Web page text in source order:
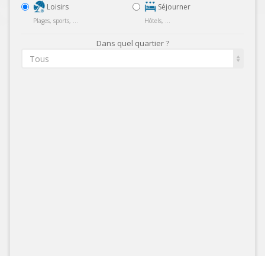
Loisirs
Plages, sports, ...
Séjourner
Hôtels, ...
Dans quel quartier ?
Tous